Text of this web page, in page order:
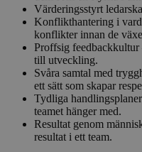
Värderingsstyrt
Konflikthantering i
konflikter innan de
Proffsig feedbackkultur
till utveckling.
Svåra samtal med
ett sätt som skapar
Tydliga
teamet hänger med.
Resultat genom
resultat i ett team.